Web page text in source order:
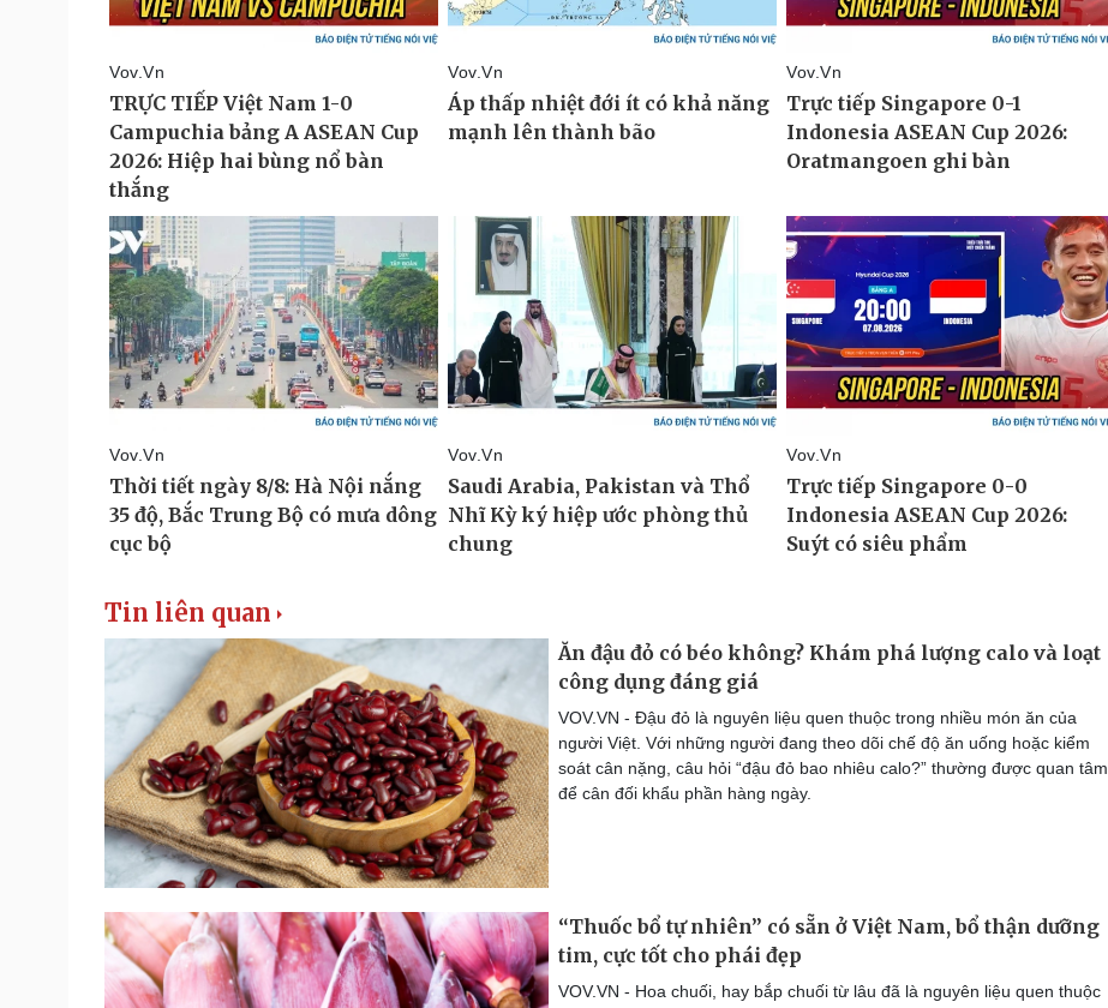
Tin liên quan
Ăn đậu đỏ có béo không? Khám phá lượng calo và loạt
công dụng đáng giá
VOV.VN - Đậu đỏ là nguyên liệu quen thuộc trong nhiều món ăn của
người Việt. Với những người đang theo dõi chế độ ăn uống hoặc kiểm
soát cân nặng, câu hỏi “đậu đỏ bao nhiêu calo?” thường được quan tâm
để cân đối khẩu phần hàng ngày.
“Thuốc bổ tự nhiên” có sẵn ở Việt Nam, bổ thận dưỡng
tim, cực tốt cho phái đẹp
VOV.VN - Hoa chuối, hay bắp chuối từ lâu đã là nguyên liệu quen thuộc